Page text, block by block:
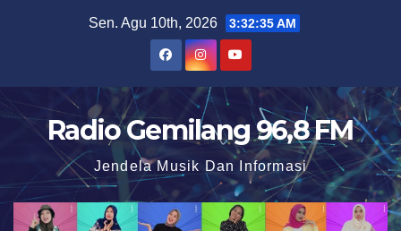
t
o
Sen. Agu 10th, 2026 3:32:36 AM
Radio Gemilang 96,8 FM
Jendela Musik Dan Informasi